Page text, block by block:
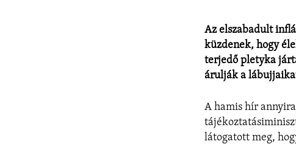
Az elszabadult
küzdenek, hogy
terjedő pletyka
árulják a
A hamis hír
látogatott meg,